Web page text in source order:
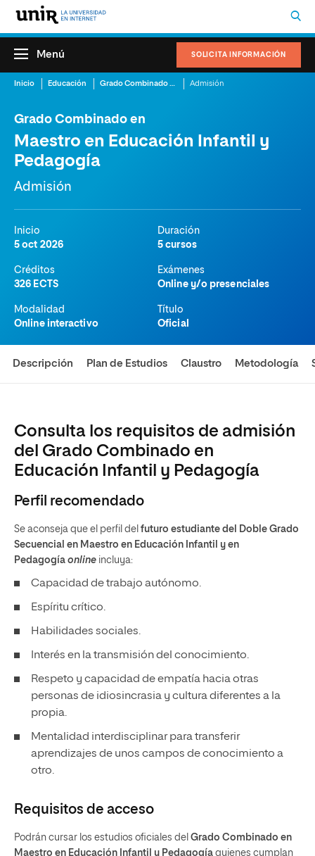
SOLICITA INFORMACIÓN
Menú
Inicio Educación Grado Combinado en Maestro en Educación Infantil y Pedagogía Admisión
Grado Combinado en
Maestro en Educación Infantil y
Pedagogía
Admisión
Inicio
5 oct 2026
Duración
5 cursos
Créditos
326 ECTS
Exámenes
Online y/o presenciales
Modalidad
Online interactivo
Título
Oficial
Descripción Plan de Estudios Claustro Metodología
Consulta los requisitos de admisión
del Grado Combinado en
Educación Infantil y Pedagogía
Perfil recomendado
Se aconseja que el perfil del futuro estudiante del Doble Grado
Secuencial en Maestro en Educación Infantil y en
Pedagogía online incluya:
Capacidad de trabajo autónomo.
Espíritu crítico.
Habilidades sociales.
Interés en la transmisión del conocimiento.
Respeto y capacidad de empatía hacia otras
personas de idiosincrasia y cultura diferentes a la
propia.
Mentalidad interdisciplinar para transferir
aprendizajes de unos campos de conocimiento a
otro.
Requisitos de acceso
Podrán cursar los estudios oficiales del Grado Combinado en
Maestro en Educación Infantil y Pedagogía quienes cumplan